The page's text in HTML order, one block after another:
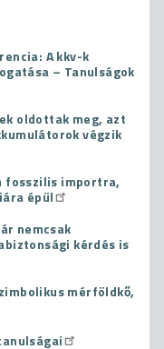
A kkv-k
– Tanulságok
oldottak meg, azt
végzik
fosszilis importra,
épül
nemcsak
kérdés is
mérföldkő,